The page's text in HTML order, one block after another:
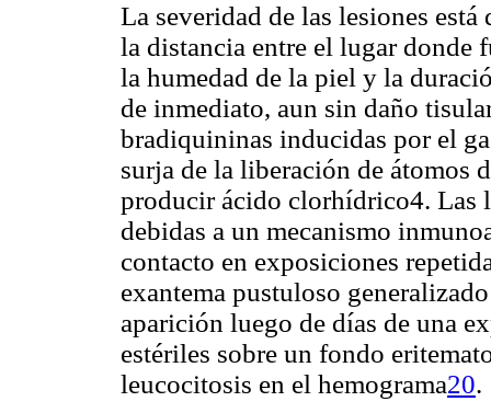
La severidad de las lesiones
la distancia entre el lugar donde
la humedad de la piel y la
de inmediato, aun sin daño
bradiquininas inducidas por el
surja de la liberación de átomos
producir ácido clorhídrico4. Las
debidas a un mecanismo
contacto en exposiciones
exantema pustuloso
aparición luego de días de una
estériles sobre un fondo
leucocitosis en el hemograma20.